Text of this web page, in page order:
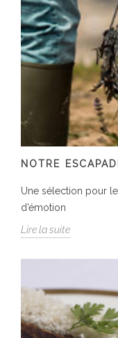
NOTRE
Une sélection pour
d’émotion
Lire la suite